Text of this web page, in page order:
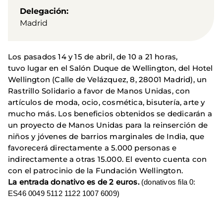
Delegación
Madrid
Los pasados 14 y 15 de abril, de 10 a 21 horas,
tuvo lugar en el Salón Duque de Wellington, del Hotel
Wellington (Calle de Velázquez, 8, 28001 Madrid), un
Rastrillo Solidario a favor de Manos Unidas, con
artículos de moda, ocio, cosmética, bisutería, arte y
mucho más. Los beneficios obtenidos se dedicarán a
un proyecto de Manos Unidas para la reinserción de
niños y jóvenes de barrios marginales de India, que
favorecerá directamente a 5.000 personas e
indirectamente a otras 15.000. El evento cuenta con
con el patrocinio de la Fundación Wellington.
La entrada donativo es de 2 euros. (donativos fila 0:
ES46 0049 5112 1122 1007 6009)